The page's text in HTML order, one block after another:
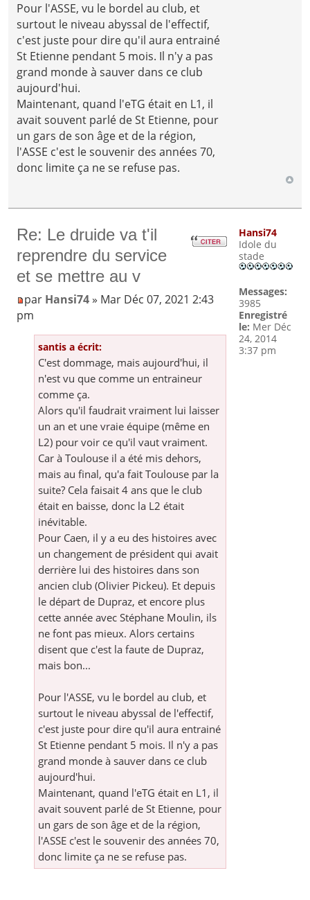
Pour l'ASSE, vu le bordel au club, et
surtout le niveau abyssal de l'effectif,
c'est juste pour dire qu'il aura entrainé
St Etienne pendant 5 mois. Il n'y a pas
grand monde à sauver dans ce club
aujourd'hui.
Maintenant, quand l'eTG était en L1, il
avait souvent parlé de St Etienne, pour
un gars de son âge et de la région,
l'ASSE c'est le souvenir des années 70,
donc limite ça ne se refuse pas.
Re: Le druide va t'il
reprendre du service
et se mettre au v
par Hansi74» Mar Déc 07, 2021 2:43
pm
santis a écrit:
C'est dommage, mais aujourd'hui, il
n'est vu que comme un entraineur
comme ça.
Alors qu'il faudrait vraiment lui laisser
un an et une vraie équipe (même en
L2) pour voir ce qu'il vaut vraiment.
Car à Toulouse il a été mis dehors,
mais au final, qu'a fait Toulouse par la
suite? Cela faisait 4 ans que le club
était en baisse, donc la L2 était
inévitable.
Pour Caen, il y a eu des histoires avec
un changement de président qui avait
derrière lui des histoires dans son
ancien club (Olivier Pickeu). Et depuis
le départ de Dupraz, et encore plus
cette année avec Stéphane Moulin, ils
ne font pas mieux. Alors certains
disent que c'est la faute de Dupraz,
mais bon...
Pour l'ASSE, vu le bordel au club, et
surtout le niveau abyssal de l'effectif,
c'est juste pour dire qu'il aura entrainé
St Etienne pendant 5 mois. Il n'y a pas
grand monde à sauver dans ce club
aujourd'hui.
Maintenant, quand l'eTG était en L1, il
avait souvent parlé de St Etienne, pour
un gars de son âge et de la région,
l'ASSE c'est le souvenir des années 70,
donc limite ça ne se refuse pas.
Hansi74
Idole du
stade
Messages:
3985
Enregistré
le: Mer Déc
24, 2014
3:37 pm